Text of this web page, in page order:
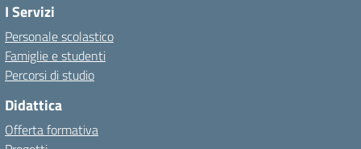
I Servizi
Personale scolastico
Famiglie e studenti
Percorsi di studio
Didattica
Offerta formativa